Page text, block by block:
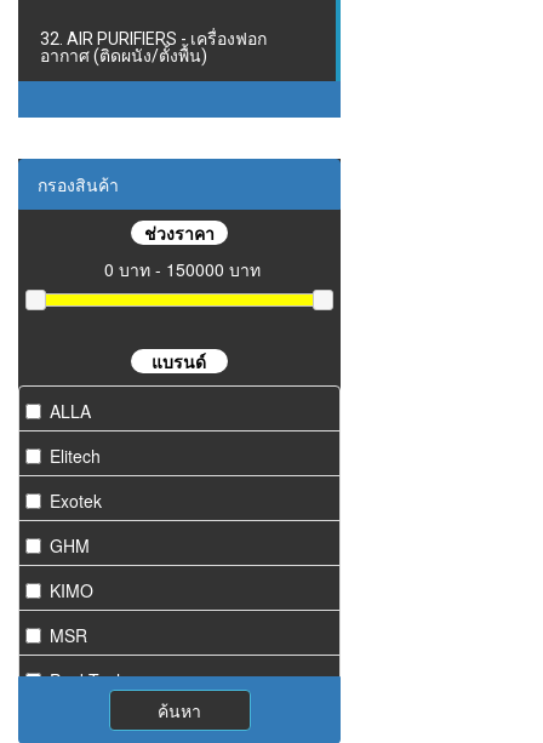
32. AIR PURIFIERS - เครื่องฟอก
อากาศ (ติดผนัง/ตั้งพื้น)
กรองสินค้า
ช่วงราคา
0 บาท - 150000 บาท
แบรนด์
ALLA
Elitech
Exotek
GHM
KIMO
MSR
PeakTech
Starmeter
ค้นหา